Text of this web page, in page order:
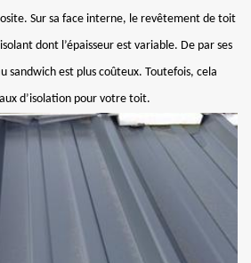
Sur sa face interne, le revêtement de toit
dont l’épaisseur est variable. De par ses
sandwich est plus coûteux. Toutefois, cela
d’isolation pour votre toit.